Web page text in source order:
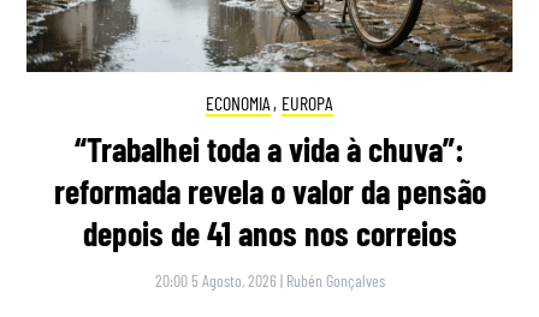
ECONOMIA , EUROPA
“Trabalhei toda a vida à chuva”:
reformada revela o valor da pensão
depois de 41 anos nos correios
20:00 5 Agosto, 2026 | Rubén Gonçalves